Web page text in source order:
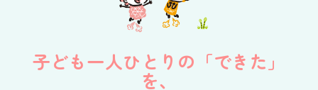
子ども一人ひとりの「できた」
を、